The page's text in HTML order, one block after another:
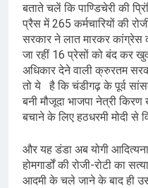
बताते चलें कि पाण्डिचेरी की
प्रैस में 265 कर्मचारियों की
सरकार ने लात मारकर
जा रहीं 16 प्रेसों को बंद कर
अधिकार देने वाली क्रुरतम
तो ये है कि चंडीगढ़ के पूर्व
बनी मौजूदा भाजपा नेत्री किरण
बचाने के लिए हठधरमी मोदी से
और यह डंडा अब योगी
होमगार्डों की रोजी-रोटी का
आदमी के चले जाने के बाद ही